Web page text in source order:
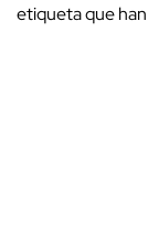
etiqueta que